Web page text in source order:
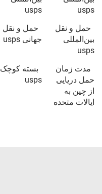
usps
usps
حمل و نقل
بین‌المللی
usps
حمل و نقل
جهانی usps
مدت زمان
حمل دریایی
از چین به
ایالات متحده
بسته کوچک
usps